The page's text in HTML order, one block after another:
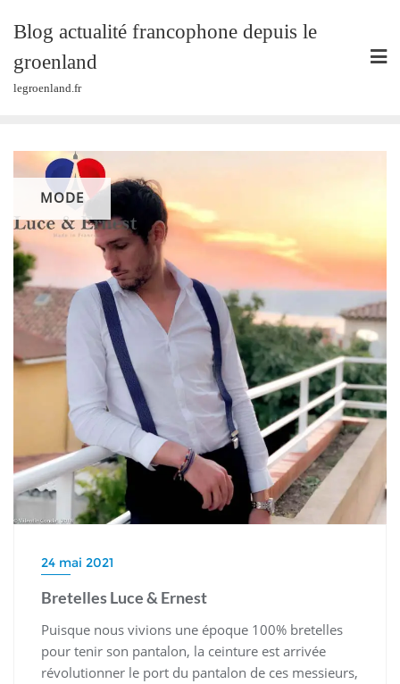
content
Blog actualité francophone depuis le
groenland
legroenland.fr
MODE
24 mai 2021
Bretelles Luce & Ernest
Puisque nous vivions une époque 100% bretelles
pour tenir son pantalon, la ceinture est arrivée
révolutionner le port du pantalon de ces messieurs,